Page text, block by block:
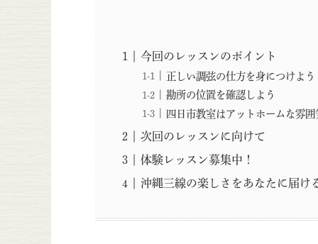
今回のレッスンのポイント
正しい調弦の仕方を身につけよう
勘所の位置を確認しよう
四日市教室はアットホームな雰囲
次回のレッスンに向けて
体験レッスン募集中！
沖縄三線の楽しさをあなたに届け